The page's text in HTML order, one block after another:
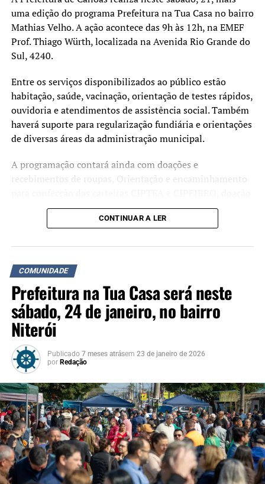
uma edição do programa Prefeitura na Tua Casa no bairro
Mathias Velho. A ação acontece das 9h às 12h, na EMEF
Prof. Thiago Würth, localizada na Avenida Rio Grande do
Sul, 4240.
Entre os serviços disponibilizados ao público estão
habitação, saúde, vacinação, orientação de testes rápidos,
ouvidoria e atendimentos de assistência social. Também
haverá suporte para regularização fundiária e orientações
de diversas áreas da administração municipal.
A programação contará ainda com doações e
recebimentos de roupas, Orientação e encaminhamento
de mudas, banco de oportunidades, coleta de recicláveis,
doação de livros, banco de oportunidades. Diversos
longo da manhã.
CONTINUAR A LER
COMUNIDADE
Prefeitura na Tua Casa será neste
sábado, 24 de janeiro, no bairro
Niterói
Publicado 7 meses atrásem 23 de janeiro de 2026
por Redação